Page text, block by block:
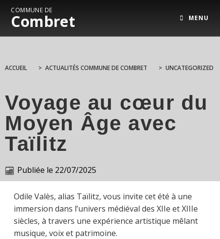
COMMUNE DE
Combret MENU
ACCUEIL > ACTUALITÉS COMMUNE DE COMBRET > UNCATEGORIZED
Voyage au cœur du
Moyen Âge avec
Taïlitz
Publiée le 22/07/2025
Odile Valès, alias Taïlitz, vous invite cet été à une
immersion dans l’univers médiéval des XIIe et XIIIe
siècles, à travers une expérience artistique mêlant
musique, voix et patrimoine.